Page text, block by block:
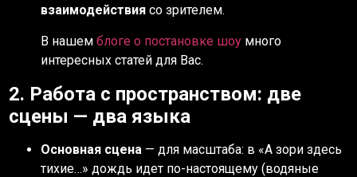
взаимодействия со зрителем.
В нашемблоге о постановке шоу много
интересных статей для Вас.
2. Работа с пространством: две
сцены — два языка
Основная сцена — для масштаба: в «А зори здесь
тихие…» дождь идет по-настоящему (водяные